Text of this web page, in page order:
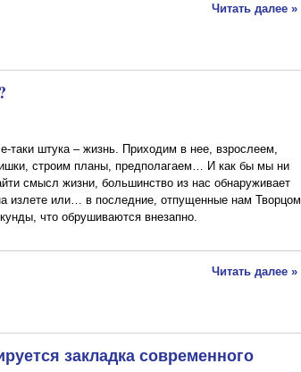
Читать далее »
таки штука – жизнь. Приходим в нее, взрослеем,
строим планы, предполагаем… И как бы мы ни
смысл жизни, большинство из нас обнаруживает
излете или… в последние, отпущенные нам Творцом
что обрушиваются внезапно.
Читать далее »
закладка современного